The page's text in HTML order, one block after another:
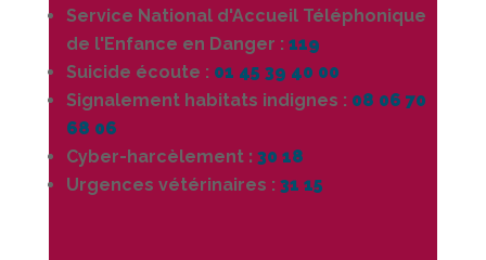
Service National d'Accueil Téléphonique
de l'Enfance en Danger : 119
Suicide écoute : 01 45 39 40 00
Signalement habitats indignes : 08 06 70
68 06
Cyber-harcèlement: 30 18
Urgences vétérinaires : 31 15